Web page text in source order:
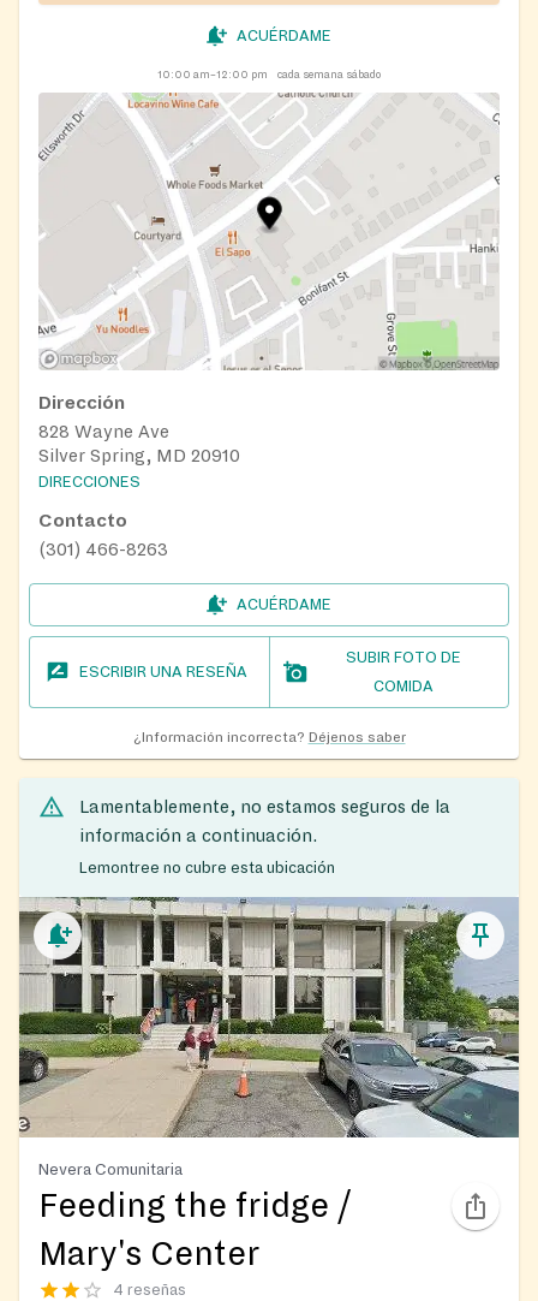
ACUÉRDAME
10:00 am–12:00 pm cada semana sábado
Dirección
828 Wayne Ave
Silver Spring, MD 20910
DIRECCIONES
Contacto
(301) 466-8263
ACUÉRDAME
ESCRIBIR UNA RESEÑA
SUBIR FOTO DE
COMIDA
¿Información incorrecta? Déjenos saber
Lamentablemente, no estamos seguros de la
información a continuación.
Lemontree no cubre esta ubicación
Nevera Comunitaria
Feeding the fridge /
Mary's Center
4 reseñas